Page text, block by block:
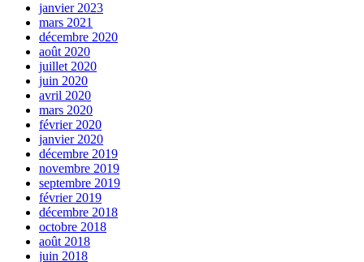
janvier 2023
mars 2021
décembre 2020
août 2020
juillet 2020
juin 2020
avril 2020
mars 2020
février 2020
janvier 2020
décembre 2019
novembre 2019
septembre 2019
février 2019
décembre 2018
octobre 2018
août 2018
juin 2018